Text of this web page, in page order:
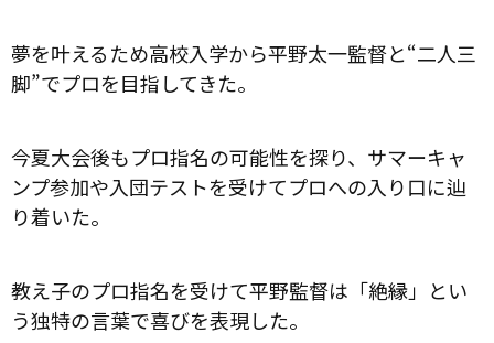
夢を叶えるため高校入学から平野太一監督と“二人三
脚”でプロを目指してきた。
今夏大会後もプロ指名の可能性を探り、サマーキャ
ンプ参加や入団テストを受けてプロへの入り口に辿
り着いた。
教え子のプロ指名を受けて平野監督は「絶縁」とい
う独特の言葉で喜びを表現した。